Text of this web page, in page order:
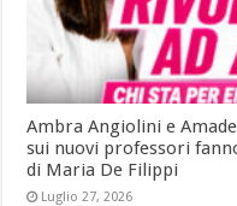
Ambra Angiolini e
sui nuovi professori
di Maria De Filippi
Luglio 27, 2026